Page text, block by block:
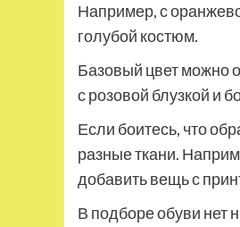
Например, с
голубой костюм.
Базовый цвет можно
с розовой блузкой и
Если боитесь, что
разные ткани.
добавить вещь с
В подборе обуви нет